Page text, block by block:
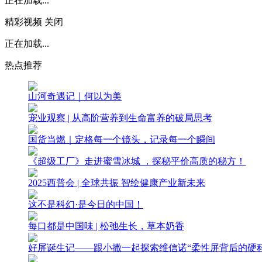
精彩视频 关闭
正在加载...
热点推荐
山河奇遇记｜何以为美
宠业观察 | 从高阶营养到生命富养的破局思考
国货当燃｜定格每一个镜头，记录每一个瞬间
《超级工厂》走进蜜雪冰城 ，探秘平价高质的秘方！
2025西普会 | 全球共振 智绘健康产业新未来
这不是科幻·是今日的中国！
每口都是中国味 | 松弛生长，草本奶香
好屏诞生记——跟小撒一起探索维信诺“柔性屏背后的硬